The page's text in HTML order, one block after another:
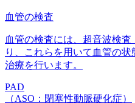
血管の検査
血管の検査には、超音波検
り、これらを用いて血管の
治療を行います。
PAD
（ASO：閉塞性動脈硬化症）